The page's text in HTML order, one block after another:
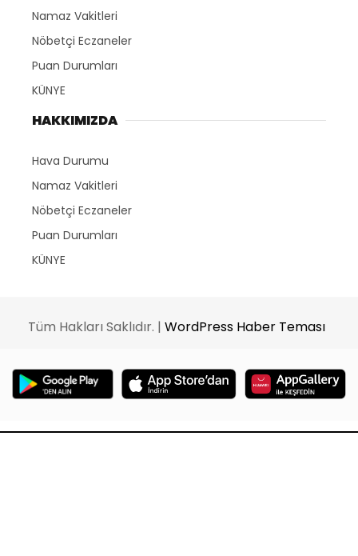
Namaz Vakitleri
Nöbetçi Eczaneler
Puan Durumları
KÜNYE
HAKKIMIZDA
Hava Durumu
Namaz Vakitleri
Nöbetçi Eczaneler
Puan Durumları
KÜNYE
Tüm Hakları Saklıdır. | WordPress Haber Teması